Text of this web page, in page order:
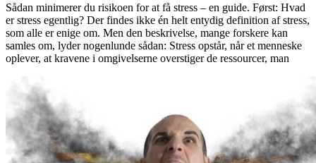
Sådan minimerer du risikoen for at få stress – en guide. Først: Hvad
er stress egentlig? Der findes ikke én helt entydig definition af stress,
som alle er enige om. Men den beskrivelse, mange forskere kan
samles om, lyder nogenlunde sådan: Stress opstår, når et menneske
oplever, at kravene i omgivelserne overstiger de ressourcer, man